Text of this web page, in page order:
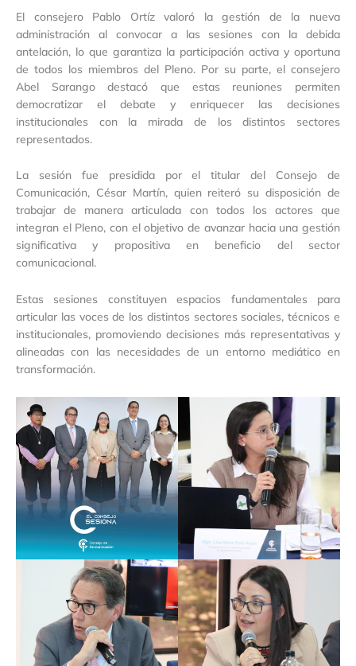
El consejero Pablo Ortíz valoró la gestión de la nueva
administración al convocar a las sesiones con la debida
antelación, lo que garantiza la participación activa y oportuna
de todos los miembros del Pleno. Por su parte, el consejero
Abel Sarango destacó que estas reuniones permiten
democratizar el debate y enriquecer las decisiones
institucionales con la mirada de los distintos sectores
representados.
La sesión fue presidida por el titular del Consejo de
Comunicación, César Martín, quien reiteró su disposición de
trabajar de manera articulada con todos los actores que
integran el Pleno, con el objetivo de avanzar hacia una gestión
significativa y propositiva en beneficio del sector
comunicacional.
Estas sesiones constituyen espacios fundamentales para
articular las voces de los distintos sectores sociales, técnicos e
institucionales, promoviendo decisiones más representativas y
alineadas con las necesidades de un entorno mediático en
transformación.